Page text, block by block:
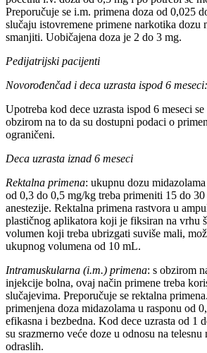
Preporučuje se i.m. primena doza od 0,025
slučaju istovremene primene narkotika dozu
smanjiti. Uobičajena doza je 2 do 3 mg.
Pedijatrijski pacijenti
Novorođenčad i deca uzrasta ispod 6 meseci:
Upotreba kod dece uzrasta ispod 6 meseci
obzirom na to da su dostupni podaci o
ograničeni.
Deca uzrasta iznad 6 meseci
Rektalna primena: ukupnu dozu
od 0,3 do 0,5 mg/kg treba primeniti 15 do
anestezije. Rektalna primena rastvora u
plastičnog aplikatora koji je fiksiran na vrhu
volumen koji treba ubrizgati suviše mali,
ukupnog volumena od 10 mL.
Intramuskularna (i.m.) primena: s obzirom
injekcije bolna, ovaj način primene treba
slučajevima. Preporučuje se rektalna
primenjena doza midazolama u rasponu od
efikasna i bezbedna. Kod dece uzrasta od 1
su srazmerno veće doze u odnosu na telesnu
odraslih.